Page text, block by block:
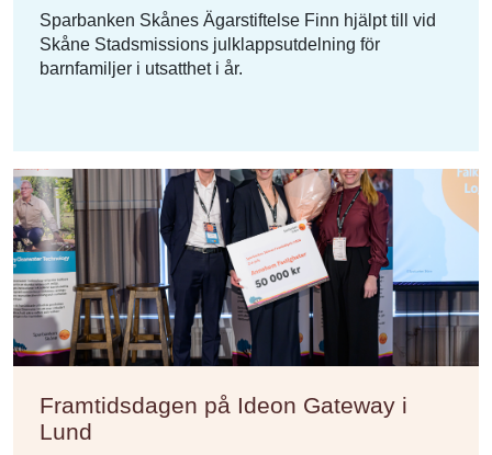
Sparbanken Skånes Ägarstiftelse Finn hjälpt till vid
Skåne Stadsmissions julklappsutdelning för
barnfamiljer i utsatthet i år.
Framtidsdagen på Ideon Gateway i
Lund